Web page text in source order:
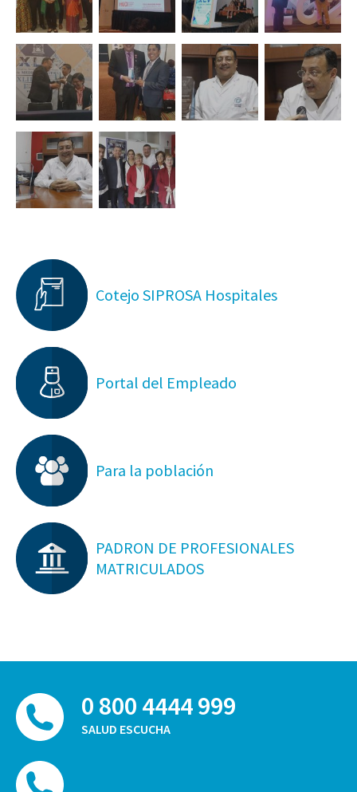
Cotejo SIPROSA Hospitales
Portal del Empleado
Para la población
PADRON DE PROFESIONALES
MATRICULADOS
0 800 4444 999
SALUD ESCUCHA